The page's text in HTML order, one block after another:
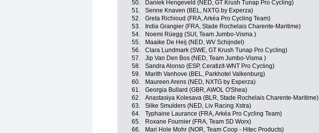
50.
Daniek Hengeveld (NED, GT Krush Tunap Pro Cycling)
51.
Senne Knaven (BEL, NXTG by Experza)
52.
Greta Richioud (FRA, Arkéa Pro Cycling Team)
53.
India Grangier (FRA, Stade Rochelais Charente-Maritime)
54.
Noemi Rüegg (SUI, Team Jumbo-Visma )
55.
Maaike De Heij (NED, WV Schijndel)
56.
Clara Lundmark (SWE, GT Krush Tunap Pro Cycling)
57.
Jip Van Den Bos (NED, Team Jumbo-Visma )
58.
Sandra Alonso (ESP, Ceratizit-WNT Pro Cycling)
59.
Marith Vanhove (BEL, Parkhotel Valkenburg)
60.
Maureen Arens (NED, NXTG by Experza)
61.
Georgia Bullard (GBR, AWOL O'Shea)
62.
Anastasiya Kolesava (BLR, Stade Rochelais Charente-Maritime)
63.
Silke Smulders (NED, Liv Racing Xstra)
64.
Typhaine Laurance (FRA, Arkéa Pro Cycling Team)
65.
Roxane Fournier (FRA, Team SD Worx)
66.
Mari Hole Mohr (NOR, Team Coop - Hitec Products)